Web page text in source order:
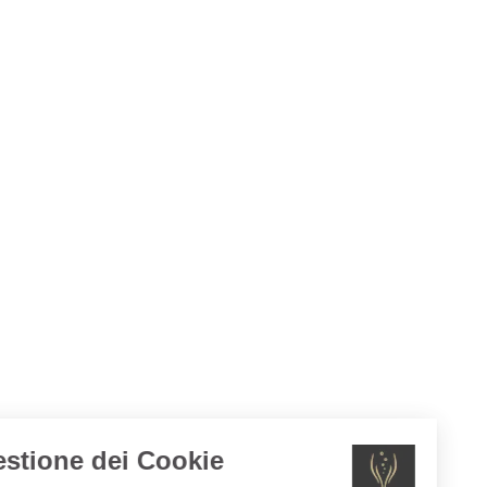
Gestione dei Cookie